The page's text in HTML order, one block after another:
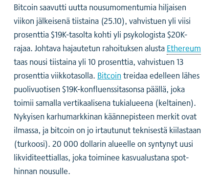
Bitcoin saavutti uutta nousumomentumia hiljaisen
viikon jälkeisenä tiistaina (25.10), vahvistuen yli viisi
prosenttia $19K-tasolta kohti yli psykologista $20K-
rajaa. Johtava hajautetun rahoituksen alustaEthereum
taas nousi tiistaina yli 10 prosenttia, vahvistuen 13
prosenttia viikkotasolla. Bitcointreidaa edelleen lähes
puolivuotisen $19K-konfluenssitasonsa päällä, joka
toimii samalla vertikaalisena tukialueena (keltainen).
Nykyisen karhumarkkinan käännepisteen merkit ovat
ilmassa, ja bitcoin on jo irtautunut teknisestä kiilastaan
(turkoosi). 20 000 dollarin alueelle on syntynyt uusi
likviditeettiallas, joka toiminee kasvualustana spot-
hinnan nousulle.